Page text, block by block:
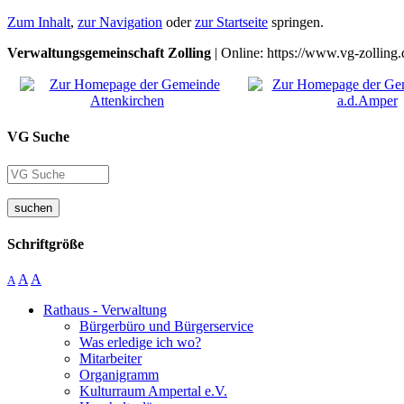
Zum Inhalt, zur Navigation oderzur Startseite springen.
Verwaltungsgemeinschaft Zolling | Online: https://www.vg-
VG Suche
suchen
Schriftgröße
A A A
Rathaus - Verwaltung
Bürgerbüro und Bürgerservice
Was erledige ich wo?
Mitarbeiter
Organigramm
Kulturraum Ampertal e.V.